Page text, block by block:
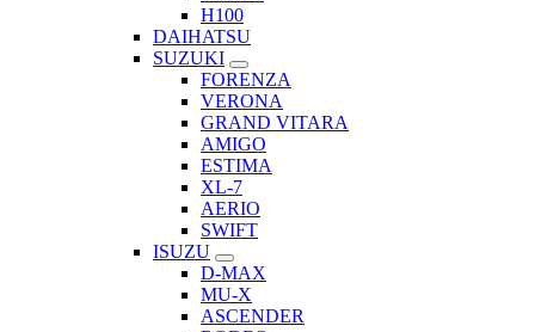
H100
DAIHATSU
SUZUKI
FORENZA
VERONA
GRAND VITARA
AMIGO
ESTIMA
XL-7
AERIO
SWIFT
ISUZU
D-MAX
MU-X
ASCENDER